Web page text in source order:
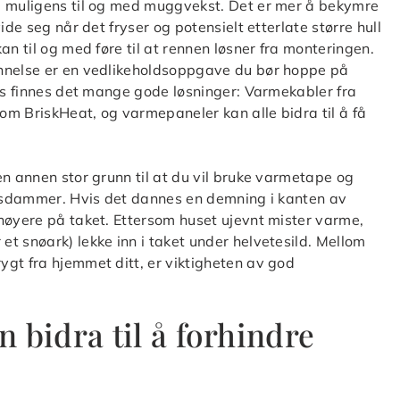
til og med muggvekst. Det er mer å bekymre
seg når det fryser og potensielt etterlate større hull
til og med føre til at rennen løsner fra monteringen.
er en vedlikeholdsoppgave du bør hoppe på
det mange gode løsninger: Varmekabler fra
BriskHeat, og varmepaneler kan alle bidra til å få
annen stor grunn til at du vil bruke varmetape og
Hvis det dannes en demning i kanten av
på taket. Ettersom huset ujevnt mister varme,
snøark) lekke inn i taket under helvetesild. Mellom
fra hjemmet ditt, er viktigheten av god
bidra til å forhindre